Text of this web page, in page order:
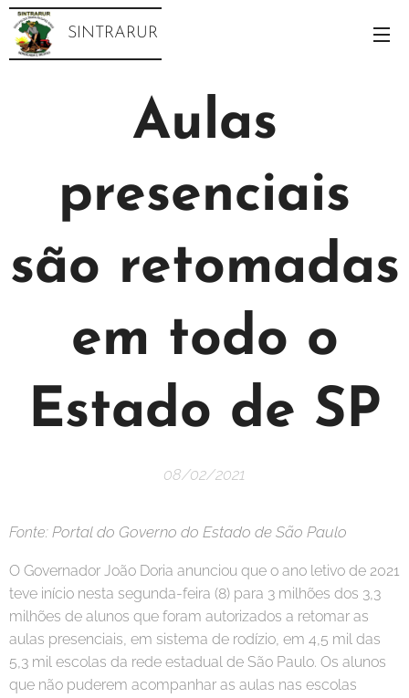
SINTRARUR
Aulas
presenciais
são retomadas
em todo o
Estado de SP
08/02/2021
Fonte: Portal do Governo do Estado de São Paulo
O Governador João Doria anunciou que o ano letivo de 2021
teve início nesta segunda-feira (8) para 3 milhões dos 3,3
milhões de alunos que foram autorizados a retomar as
aulas presenciais, em sistema de rodízio, em 4,5 mil das
5,3 mil escolas da rede estadual de São Paulo. Os alunos
que não puderem acompanhar as aulas nas escolas